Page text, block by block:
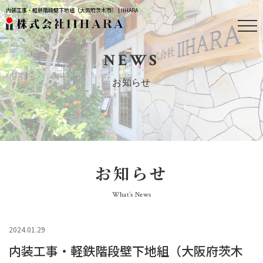
内装工事・軽鉄階段壁下地組（大阪府茨木市） | IIHARA
NEWS
お知らせ
お知らせ
What’s News
2024.01.29
内装工事・軽鉄階段壁下地組（大阪府茨木